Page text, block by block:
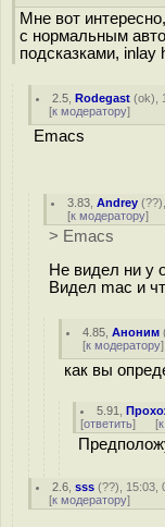
Мне вот
с нормальным
подсказками, inlay
2.5 ,Rodegast (ok),
[к модератору]
Emacs
3.83 ,Andrey (??
[к модератору]
> Emacs
Не видел ни у
Видел mac и
4.85 ,Аноним
[к модератору]
как вы
5.91 ,
[ответить] [
2.6 ,sss (??), 15:03,
[к модератору]